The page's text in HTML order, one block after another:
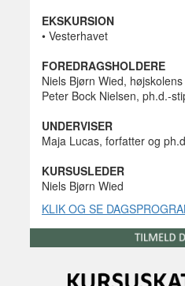
EKSKURSION
• Vesterhavet
FOREDRAGSHOLDERE
Niels Bjørn Wied,
Peter Bock Nielsen, ph.d.-
UNDERVISER
Maja Lucas, forfatter og
KURSUSLEDER
Niels Bjørn Wied
KLIK OG SE